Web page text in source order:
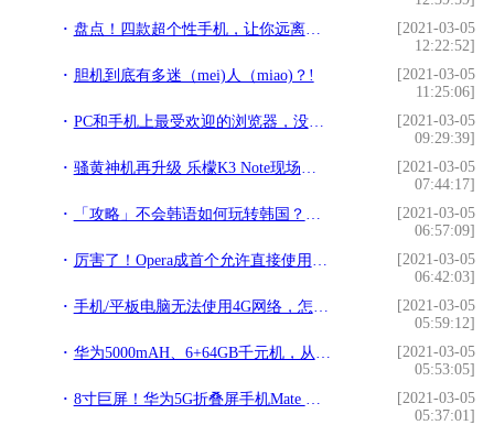
盘点！四款超个性手机，让你远离撞机尴尬！!
[2021-03-05
12:22:52]
胆机到底有多迷（mei)人（miao)？!
[2021-03-05
11:25:06]
PC和手机上最受欢迎的浏览器，没想到第一都是同一个!
[2021-03-05
09:29:39]
骚黄神机再升级 乐檬K3 Note现场体验!
[2021-03-05
07:44:17]
「攻略」不会韩语如何玩转韩国？看完这篇韩国自助游全攻略你就懂了~!
[2021-03-05
06:57:09]
厉害了！Opera成首个允许直接使用比特币支付的主流浏览器!
[2021-03-05
06:42:03]
手机/平板电脑无法使用4G网络，怎么办？!
[2021-03-05
05:59:12]
华为5000mAH、6+64GB千元机，从1799降至1099，处理器是亮点!
[2021-03-05
05:53:05]
8寸巨屏！华为5G折叠屏手机Mate X深度体验评测：开局就是王者!
[2021-03-05
05:37:01]